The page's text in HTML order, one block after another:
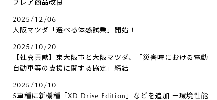
フレア商品改良
2025/12/06
大阪マツダ「選べる体感試乗」開始！
2025/10/20
【社会貢献】東大阪市と大阪マツダ、「災害時における電動
自動車等の支援に関する協定」締結
2025/10/10
5車種に新機種「XD Drive Edition」などを追加 －環境性能